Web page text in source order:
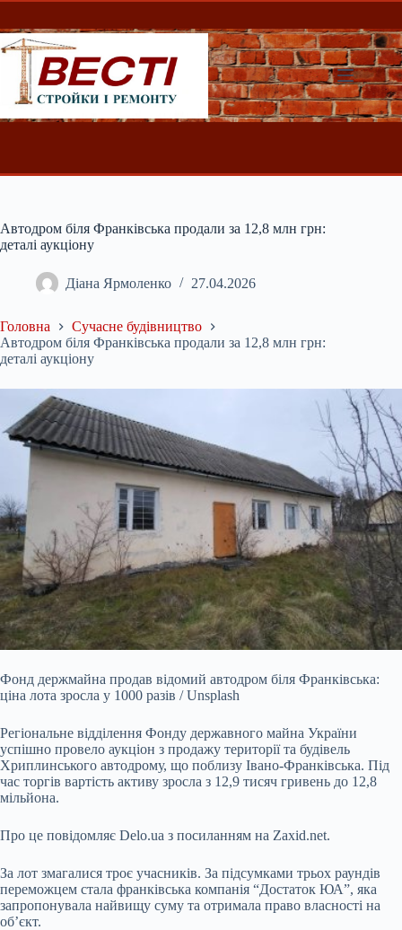
Перейти
вмісту
Автодром біля Франківська продали за 12,8 млн грн:
деталі аукціону
Діана Ярмоленко 27.04.2026
Головна
Сучасне будівництво
Автодром біля Франківська продали за 12,8 млн грн:
деталі аукціону
Фонд держмайна продав відомий автодром біля Франківська:
ціна лота зросла у 1000 разів / Unsplash
Регіональне відділення Фонду державного майна України
успішно провело аукціон з продажу території та будівель
Хриплинського автодрому, що поблизу Івано-Франківська. Під
час торгів вартість активу зросла з 12,9 тисяч гривень до 12,8
мільйона.
Про це повідомляє Delo.ua з посиланням на Zaxid.net.
За лот змагалися троє учасників. За підсумками трьох раундів
переможцем стала франківська компанія “Достаток ЮА”, яка
запропонувала найвищу суму та отримала право власності на
об’єкт.